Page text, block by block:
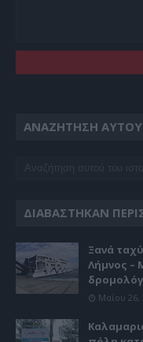
ΑΝΑΖΉΤΗΣΗ
ΔΙΑΒΆΣΤΗΚΑΝ
Ξανά
Λήμνος –
Μαΐου 26,